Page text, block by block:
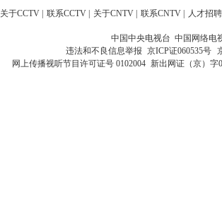
关于CCTV | 联系CCTV | 关于CNTV | 联系CNTV | 人才招聘
中国中央电视台 中国网络电
违法和不良信息举报 京ICP证060535号
网上传播视听节目许可证号 0102004 新出网证（京）